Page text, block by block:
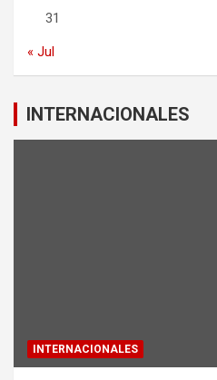
31
« Jul
INTERNACIONALES
INTERNACIONALES